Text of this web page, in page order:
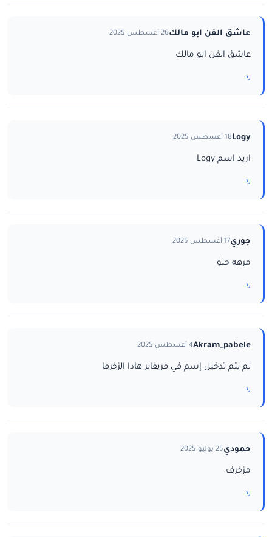
عاشق الفن ابو مالك26 أغسطس 2025
عاشق الفن ابو مالك
رد
Logy18 أغسطس 2025
اريد اسم Logy
رد
جوري17 أغسطس 2025
مرهه حلو
رد
Akram_pabele4 أغسطس 2025
لم يتم تدخيل إسم في فريفاير هادا الزخرفا
رد
حمودي25 يوليو 2025
مزخرف
رد